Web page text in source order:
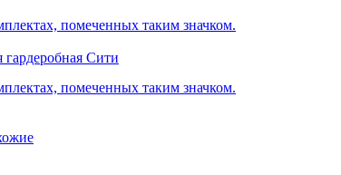
помеченных таким значком.
гардеробная Сити
помеченных таким значком.